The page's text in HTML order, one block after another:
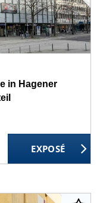
in Hagener